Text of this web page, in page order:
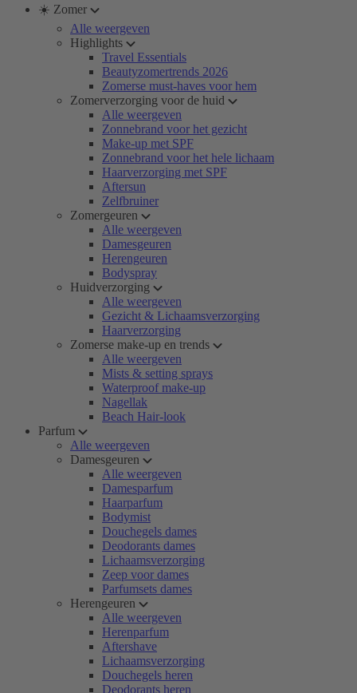
☀️ Zomer
Alle weergeven
Highlights
Travel Essentials
Beautyzomertrends 2026
Zomerse must-haves voor hem
Zomerverzorging voor de huid
Alle weergeven
Zonnebrand voor het gezicht
Make-up met SPF
Zonnebrand voor het hele lichaam
Haarverzorging met SPF
Aftersun
Zelfbruiner
Zomergeuren
Alle weergeven
Damesgeuren
Herengeuren
Bodyspray
Huidverzorging
Alle weergeven
Gezicht & Lichaamsverzorging
Haarverzorging
Zomerse make-up en trends
Alle weergeven
Mists & setting sprays
Waterproof make-up
Nagellak
Beach Hair-look
Parfum
Alle weergeven
Damesgeuren
Alle weergeven
Damesparfum
Haarparfum
Bodymist
Douchegels dames
Deodorants dames
Lichaamsverzorging
Zeep voor dames
Parfumsets dames
Herengeuren
Alle weergeven
Herenparfum
Aftershave
Lichaamsverzorging
Douchegels heren
Deodorants heren